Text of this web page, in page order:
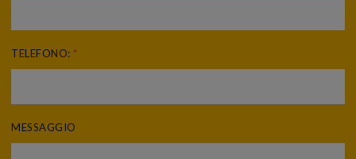
TELEFONO: *
MESSAGGIO